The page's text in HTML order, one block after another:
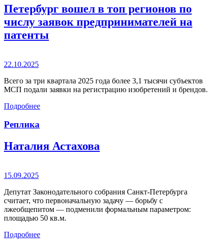
Петербург вошел в топ регионов по
числу заявок предпринимателей на
патенты
22.10.2025
Всего за три квартала 2025 года более 3,1 тысячи субъектов
МСП подали заявки на регистрацию изобретений и брендов.
Подробнее
Реплика
Наталия Астахова
15.09.2025
Депутат Законодательного собрания Санкт-Петербурга
считает, что первоначальную задачу — борьбу с
лжеобщепитом — подменили формальным параметром:
площадью 50 кв.м.
Подробнее